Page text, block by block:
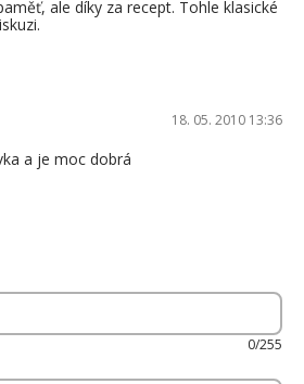
ale díky za recept. Tohle klasické
18. 05. 2010 13:36
a je moc dobrá
0/255